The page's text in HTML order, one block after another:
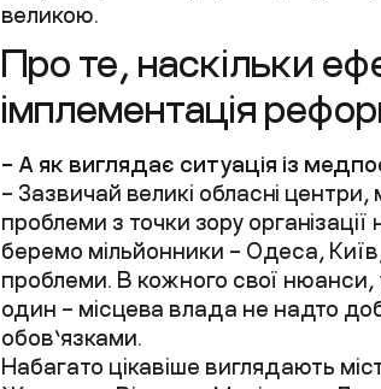
великою.
Про те, наскільки
імплементація
– А як виглядає ситуація із
– Зазвичай великі обласні
проблеми з точки зору
беремо мільйонники – Одеса,
проблеми. В кожного свої нюанси,
один – місцева влада не надто
обов’язками.
Набагато цікавіше виглядають